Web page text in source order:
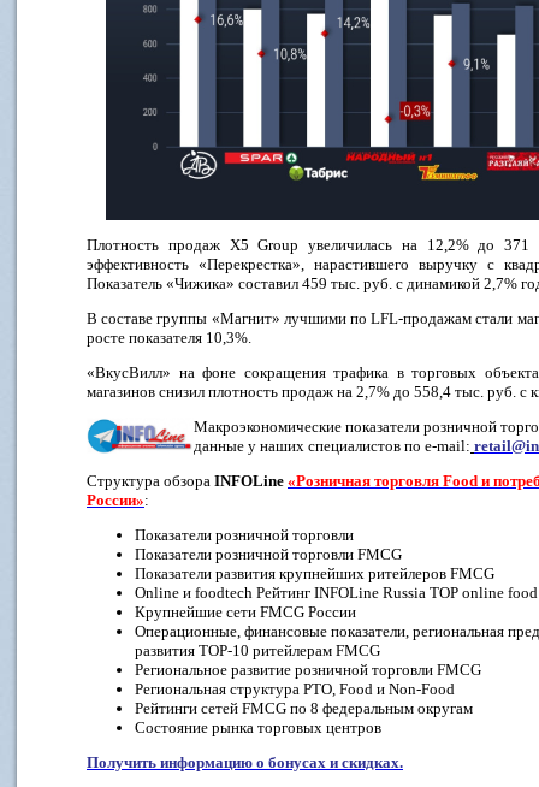
Плотность продаж X5 Group увеличилась на 12,2% до
эффективность «Перекрестка», нарастившего выручку с
Показатель «Чижика» составил 459 тыс. руб. с динамикой 2,7%
В составе группы «Магнит» лучшими по LFL-продажам стали
росте показателя 10,3%.
«ВкусВилл» на фоне сокращения трафика в торговых
магазинов снизил плотность продаж на 2,7% до 558,4 тыс. руб. с
Макроэкономические показатели розничной
данные у наших специалистов по e-mail:
Структура обзора INFOLine «Розничная торговля Food и
России»:
Показатели розничной торговли
Показатели розничной торговли FMCG
Показатели развития крупнейших ритейлеров FMCG
Online и foodtech Рейтинг INFOLine Russia TOP online
Крупнейшие сети FMCG России
Операционные, финансовые показатели, региональная
развития TOP-10 ритейлерам FMCG
Региональное развитие розничной торговли FMCG
Региональная структура РТО, Food и Non-Food
Рейтинги сетей FMCG по 8 федеральным округам
Состояние рынка торговых центров
Получить информацию о бонусах и скидках.